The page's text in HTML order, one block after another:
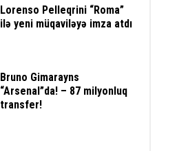
Lorenso Pelleqrini “Roma”
ilə yeni müqaviləyə imza atdı
Bruno Gimarayns
“Arsenal”da! – 87 milyonluq
transfer!